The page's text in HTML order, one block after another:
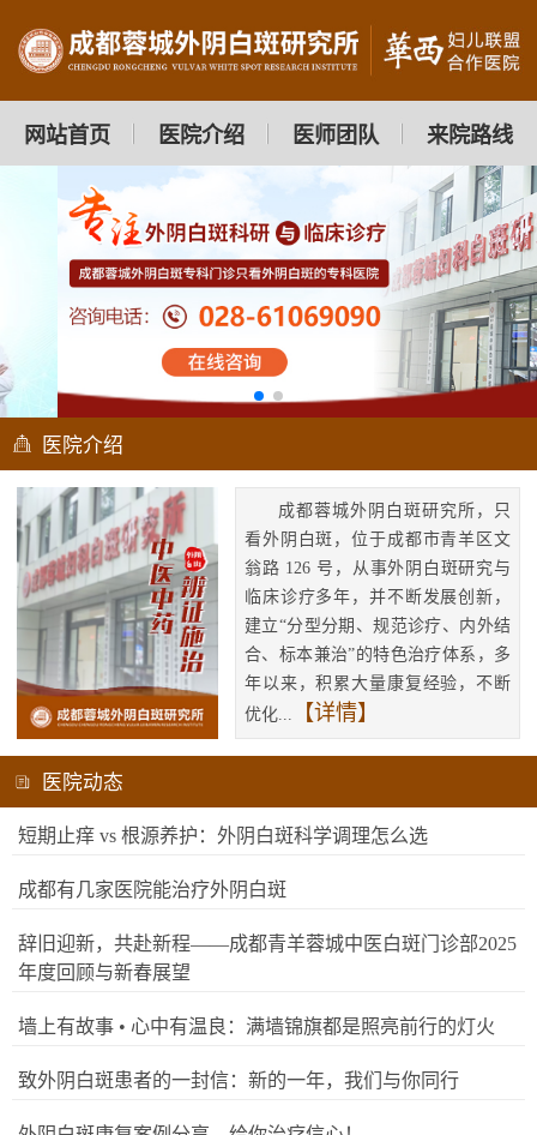
网站首页 医院介绍 医师团队 来院路线
医院介绍
成都蓉城外阴白斑研究所，只
看外阴白斑，位于成都市青羊区文
翁路 126 号，从事外阴白斑研究与
临床诊疗多年，并不断发展创新，
建立“分型分期、规范诊疗、内外结
合、标本兼治”的特色治疗体系，多
年以来，积累大量康复经验，不断
优化...
【详情】
医院动态
短期止痒 vs 根源养护：外阴白斑科学调理怎么选
成都有几家医院能治疗外阴白斑
辞旧迎新，共赴新程——成都青羊蓉城中医白斑门诊部2025
年度回顾与新春展望
墙上有故事 • 心中有温良：满墙锦旗都是照亮前行的灯火
致外阴白斑患者的一封信：新的一年，我们与你同行